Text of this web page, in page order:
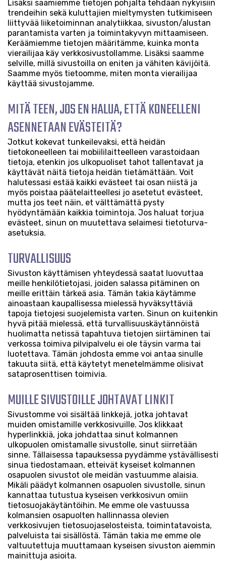
Lisäksi saamiemme tietojen pohjalta tehdään nykyisiin
trendeihin sekä kuluttajien mieltymysten tutkimiseen
liittyvää liiketoiminnan analytiikkaa, sivuston/alustan
parantamista varten ja toimintakyvyn mittaamiseen.
Keräämiemme tietojen määritämme, kuinka monta
vierailijaa käy verkkosivustollamme. Lisäksi saamme
selville, millä sivustoilla on eniten ja vähiten kävijöitä.
Saamme myös tietoomme, miten monta vierailijaa
käyttää sivustojamme.
MITÄ TEEN, JOS EN HALUA, ETTÄ KONEELLENI
ASENNETAAN EVÄSTEITÄ?
Jotkut kokevat tunkeilevaksi, että heidän
tietokoneelleen tai mobiililaitteelleen varastoidaan
tietoja, etenkin jos ulkopuoliset tahot tallentavat ja
käyttävät näitä tietoja heidän tietämättään. Voit
halutessasi estää kaikki evästeet tai osan niistä ja
myös poistaa päätelaitteellesi jo asetetut evästeet,
mutta jos teet näin, et välttämättä pysty
hyödyntämään kaikkia toimintoja. Jos haluat torjua
evästeet, sinun on muutettava selaimesi tietoturva-
asetuksia.
TURVALLISUUS
Sivuston käyttämisen yhteydessä saatat luovuttaa
meille henkilötietojasi, joiden salassa pitäminen on
meille erittäin tärkeä asia. Tämän takia käytämme
ainoastaan kaupallisessa mielessä hyväksyttäviä
tapoja tietojesi suojelemista varten. Sinun on kuitenkin
hyvä pitää mielessä, että turvallisuuskäytännöistä
huolimatta netissä tapahtuva tietojen siirtäminen tai
verkossa toimiva pilvipalvelu ei ole täysin varma tai
luotettava. Tämän johdosta emme voi antaa sinulle
takuuta siitä, että käytetyt menetelmämme olisivat
sataprosenttisen toimivia.
MUILLE SIVUSTOILLE JOHTAVAT LINKIT
Sivustomme voi sisältää linkkejä, jotka johtavat
muiden omistamille verkkosivuille. Jos klikkaat
hyperlinkkiä, joka johdattaa sinut kolmannen
ulkopuolen omistamalle sivustolle, sinut siirretään
sinne. Tällaisessa tapauksessa pyydämme ystävällisesti
sinua tiedostamaan, etteivät kyseiset kolmannen
osapuolen sivustot ole meidän vastuumme alaisia.
Mikäli päädyt kolmannen osapuolen sivustolle, sinun
kannattaa tutustua kyseisen verkkosivun omiin
tietosuojakäytäntöihin. Me emme ole vastuussa
kolmansien osapuolten hallinnassa olevien
verkkosivujen tietosuojaselosteista, toimintatavoista,
palveluista tai sisällöstä. Tämän takia me emme ole
valtuutettuja muuttamaan kyseisen sivuston aiemmin
mainittuja asioita.